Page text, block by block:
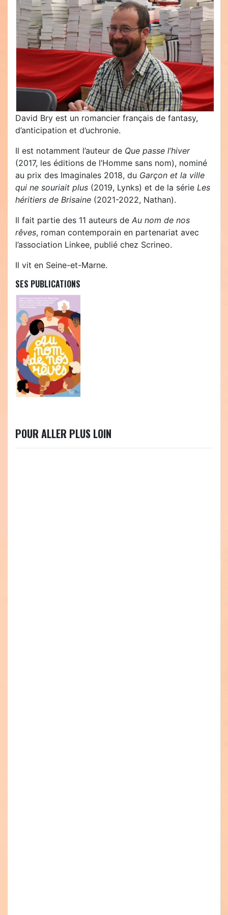
David Bry est un romancier français de fantasy,
d’anticipation et d’uchronie.
Il est notamment l’auteur de Que passe l’hiver
(2017, les éditions de l’Homme sans nom), nominé
au prix des Imaginales 2018, du Garçon et la ville
qui ne souriait plus (2019, Lynks) et de la série Les
héritiers de Brisaine (2021-2022, Nathan).
Il fait partie des 11 auteurs de Au nom de nos
rêves, roman contemporain en partenariat avec
l’association Linkee, publié chez Scrineo.
Il vit en Seine-et-Marne.
SES PUBLICATIONS
POUR ALLER PLUS LOIN